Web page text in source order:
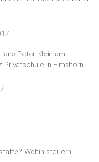
Peter Klein am
Privatschule in Elmshorn
Wohin steuern